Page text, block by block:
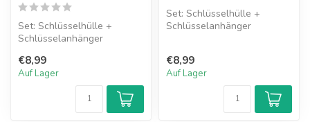
Set: Schlüsselhülle +
Schlüsselanhänger
€8,99
Auf Lager
Set: Schlüsselhülle +
Schlüsselanhänger
€8,99
Auf Lager